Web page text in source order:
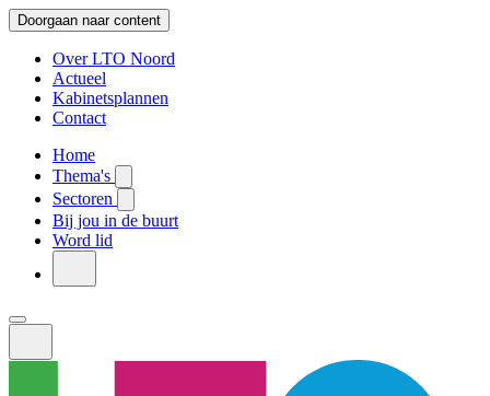
Doorgaan naar content
Over LTO Noord
Actueel
Kabinetsplannen
Contact
Home
Thema's
Sectoren
Bij jou in de buurt
Word lid